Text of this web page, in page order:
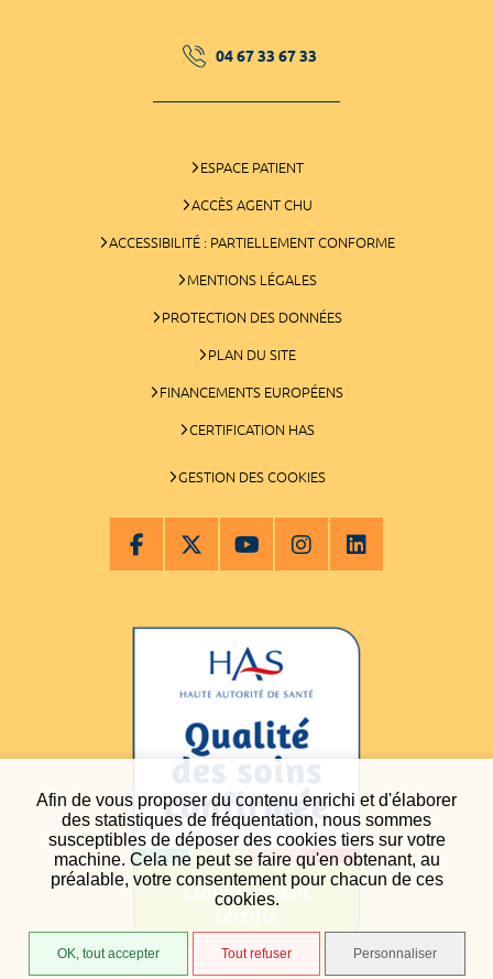
Afin de vous proposer du contenu enrichi et d'élaborer
des statistiques de fréquentation, nous sommes
susceptibles de déposer des cookies tiers sur votre
machine. Cela ne peut se faire qu'en obtenant, au
préalable, votre consentement pour chacun de ces
cookies.
OK, tout accepter Tout refuser Personnaliser
04 67 33 67 33
ESPACE PATIENT
ACCÈS AGENT CHU
ACCESSIBILITÉ : PARTIELLEMENT CONFORME
MENTIONS LÉGALES
PROTECTION DES DONNÉES
PLAN DU SITE
FINANCEMENTS EUROPÉENS
CERTIFICATION HAS
GESTION DES COOKIES